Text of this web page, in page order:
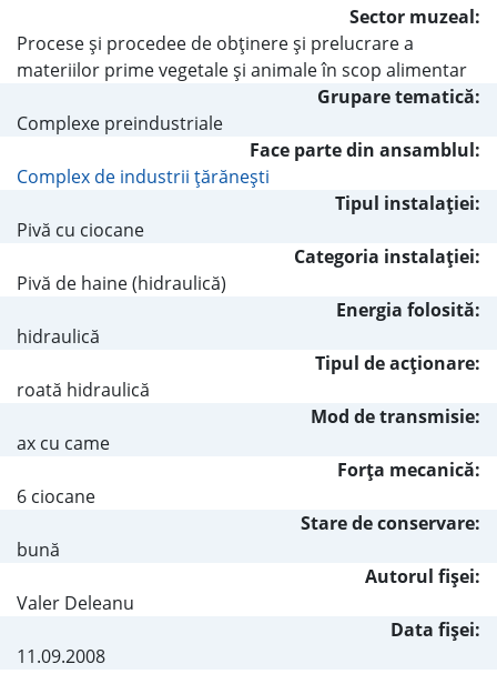
Sector muzeal:
Procese şi procedee de obţinere şi prelucrare a
materiilor prime vegetale şi animale în scop alimentar
Grupare tematică:
Complexe preindustriale
Face parte din ansamblul:
Complex de industrii ţărăneşti
Tipul instalaţiei:
Pivă cu ciocane
Categoria instalaţiei:
Pivă de haine (hidraulică)
Energia folosită:
hidraulică
Tipul de acţionare:
roată hidraulică
Mod de transmisie:
ax cu came
Forţa mecanică:
6 ciocane
Stare de conservare:
bună
Autorul fişei:
Valer Deleanu
Data fișei:
11.09.2008